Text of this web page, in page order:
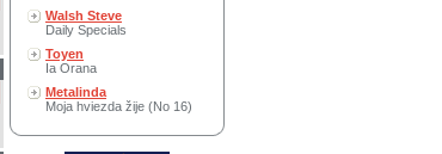
Walsh Steve
Daily Specials
Toyen
Ia Orana
Metalinda
Moja hviezda žije (No 16)